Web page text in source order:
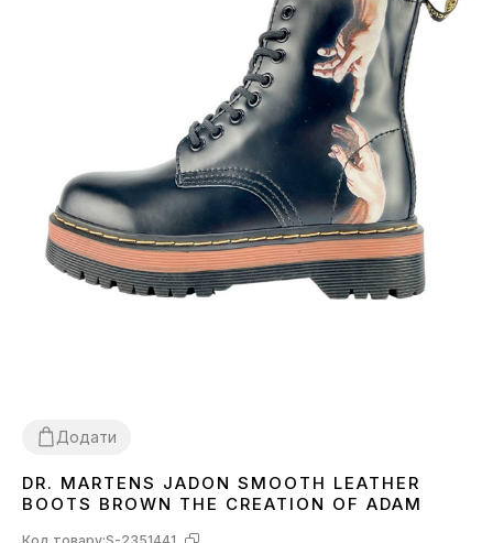
Додати
37 38
DR. MARTENS JADON SMOOTH LEATHER
BOOTS BROWN THE CREATION OF ADAM